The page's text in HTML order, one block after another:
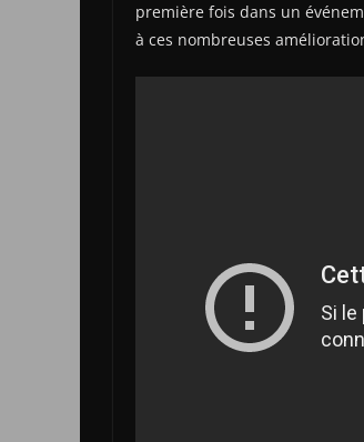
première fois dans un
à ces nombreuses